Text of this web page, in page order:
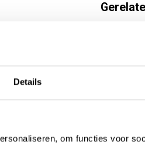
Details
om functies voor
bestaat
vocht
formule
dat deze
snel veel vocht
razendsnel weer